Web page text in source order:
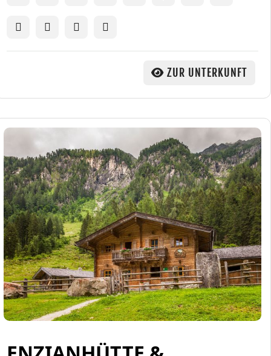
ZUR UNTERKUNFT